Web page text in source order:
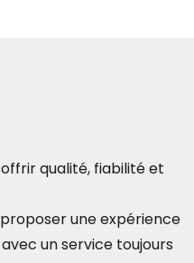
qualité, fiabilité et
une expérience
un service toujours